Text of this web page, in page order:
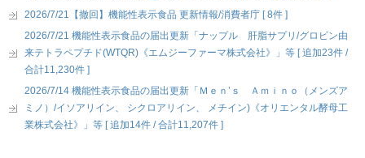
2026/7/21【撤回】機能性表示食品 更新情報/消費者庁 [ 8件 ]
2026/7/21 機能性表示食品の届出更新「ナップル 肝脂サプリ/グロビン由
来テトラペプチド(WTQR)《エムジーファーマ株式会社》」等 [ 追加23件 /
合計11,230件 ]
2026/7/14 機能性表示食品の届出更新「Ｍｅｎ’ｓ Ａｍｉｎｏ（メンズア
ミノ）/イソアリイン、 シクロアリイン、 メチイン)《オリエンタル酵母工
業株式会社》」等 [ 追加14件 / 合計11,207件 ]